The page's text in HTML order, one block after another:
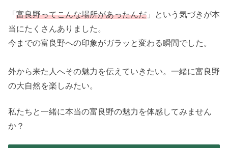
「 富良野ってこんな場所があったんだ 」という気づきが本
当にたくさんありました。
今までの富良野への印象がガラッと変わる瞬間でした。
外から来た人へその魅力を伝えていきたい。一緒に富良野
の大自然を楽しみたい。
私たちと一緒に本当の富良野の魅力を体感してみません
か？